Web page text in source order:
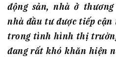
động sản, nhà ở
nhà đầu tư được tiếp
trong tình hình thị
đang rất khó khăn hiện